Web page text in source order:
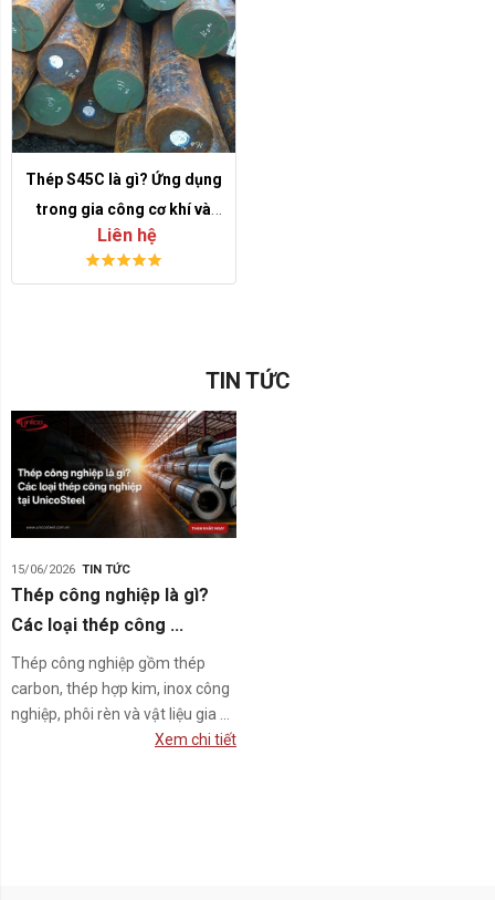
Thép S45C là gì? Ứng dụng
trong gia công cơ khí và
phôi rèn
Liên hệ
TIN TỨC
15/06/2026 TIN TỨC
Thép công nghiệp là gì?
Các loại thép công ...
Thép công nghiệp gồm thép
carbon, thép hợp kim, inox công
nghiệp, phôi rèn và vật liệu gia ...
Xem chi tiết